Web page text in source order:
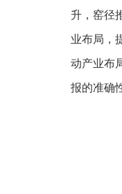
升，窑径
业布局，
动产业布
报的准确